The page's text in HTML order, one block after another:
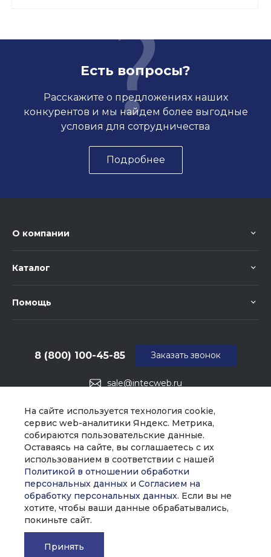
На сайте используется технология cookie,
сервис web-аналитики Яндекс. Метрика,
собираются пользовательские данные.
Оставаясь на сайте, вы соглашаетесь с их
использованием в соответствии с нашей
Политикой в отношении обработки
персональных данных и Согласием на
обработку персональных данных. Если вы не
хотите, чтобы ваши данные обрабатывались,
покиньте сайт.
Принять
Есть вопросы?
Расскажите о предложениях наших
конкурентов и мы найдем более выгодные
условия для сотрудничества
Подробнее
О компании
Каталог
Помощь
sale@intecweb.ru
8 (800) 100-45-85
г. Москва, ул. Люсиновская, д. 39
Заказать звонок